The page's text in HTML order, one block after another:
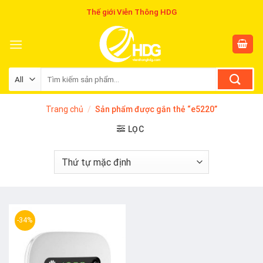
Thế giới Viễn Thông HDG
Trang chủ / Sản phẩm được gắn thẻ “e5220”
LỌC
-34%